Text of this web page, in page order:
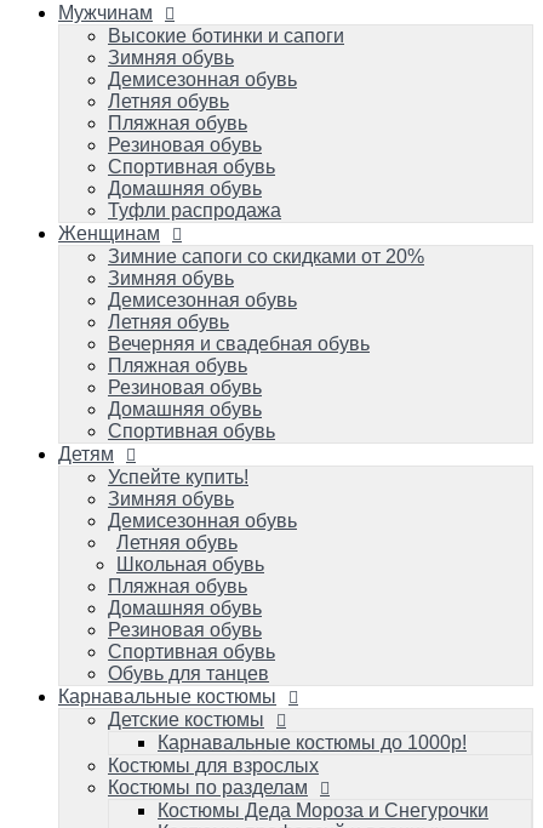
Зимние сапоги со скидками от 20%
Зимняя обувь
Демисезонная обувь
Летняя обувь
Вечерняя и свадебная обувь
Пляжная обувь
Резиновая обувь
Домашняя обувь
Спортивная обувь
Детям
Успейте купить!
Зимняя обувь
Демисезонная обувь
Летняя обувь
Школьная обувь
Пляжная обувь
Домашняя обувь
Резиновая обувь
Спортивная обувь
Обувь для танцев
Карнавальные костюмы
Детские костюмы
Карнавальные костюмы до 1000р!
Костюмы для взрослых
Костюмы по разделам
Костюмы Деда Мороза и Снегурочки
Костюмы профессий и военных игровые
Костюмы карнавальные к масленице
Костюмы зверей карнавальные
Костюмы героев популярных мультиков
и фильмов/супергерои
Костюмы сказочных персонажей для
детей и взрослых
Исторические и народные костюмы
Костюм королевы и короля
Костюмы на малышей до 1 года
Костюмы овощей/фруктов: Во саду ли, в
Мужчинам
Высокие ботинки и сапоги
Зимняя обувь
Демисезонная обувь
Летняя обувь
Пляжная обувь
Резиновая обувь
Спортивная обувь
Домашняя обувь
Туфли распродажа
Женщинам
Зимние сапоги со скидками от 20%
Зимняя обувь
Демисезонная обувь
Летняя обувь
Вечерняя и свадебная обувь
Пляжная обувь
Резиновая обувь
Домашняя обувь
Спортивная обувь
Детям
Успейте купить!
Зимняя обувь
Демисезонная обувь
Летняя обувь
Школьная обувь
Пляжная обувь
Домашняя обувь
Резиновая обувь
Спортивная обувь
Обувь для танцев
Карнавальные костюмы
Детские костюмы
Карнавальные костюмы до 1000р!
Костюмы для взрослых
Костюмы по разделам
Костюмы Деда Мороза и Снегурочки